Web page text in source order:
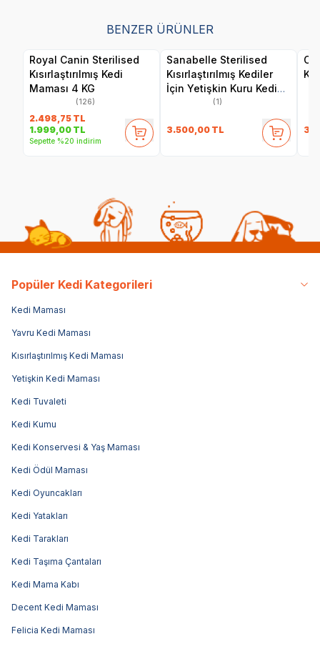
BENZER ÜRÜNLER
Royal Canin Sterilised
Kısırlaştırılmış Kedi
Maması 4 KG
(126)
2.498,75 TL
1.999,00 TL
Sepette %20 indirim
Sanabelle Sterilised
Kısırlaştırılmış Kediler
İçin Yetişkin Kuru Kedi
Maması 8 Kg
(1)
3.500,00 TL
Popüler Kedi Kategorileri
Kedi Maması
Yavru Kedi Maması
Kısırlaştırılmış Kedi Maması
Yetişkin Kedi Maması
Kedi Tuvaleti
Kedi Kumu
Kedi Konservesi & Yaş Maması
Kedi Ödül Maması
Kedi Oyuncakları
Kedi Yatakları
Kedi Tarakları
Kedi Taşıma Çantaları
Kedi Mama Kabı
Decent Kedi Maması
Felicia Kedi Maması